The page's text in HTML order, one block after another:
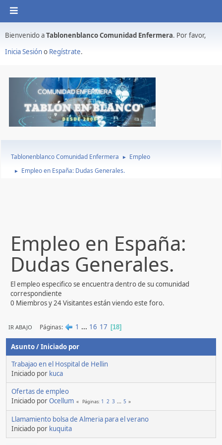
Bienvenido aTablonenblanco Comunidad Enfermera. Por favor,
Inicia Sesióno Regístrate.
Tablonenblanco Comunidad Enfermera ► Empleo
► Empleo en España: Dudas Generales.
Empleo en España:
Dudas Generales.
El empleo especifico se encuentra dentro de su comunidad
correspondiente
0 Miembros y 24 Visitantes están viendo este foro.
IR ABAJO Páginas 1 ... 16 17 18
Asunto/Iniciado por
Trabajao en el Hospital de Hellin
Iniciado por kuca
Ofertas de empleo
Iniciado porOcellum Páginas 1 2 3 ... 5
Llamamiento bolsa de Almeria para el verano
Iniciado por kuquita